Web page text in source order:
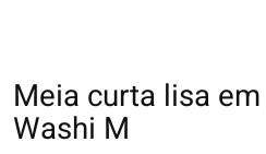
Meia curta lisa
Washi M